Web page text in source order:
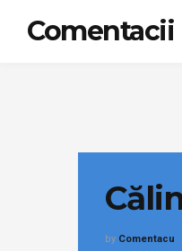
Comentacii
by Comentacu